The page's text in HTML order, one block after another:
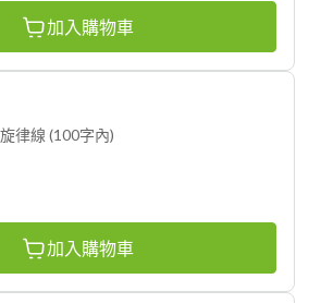
加入購物車
律線 (100字內)
加入購物車